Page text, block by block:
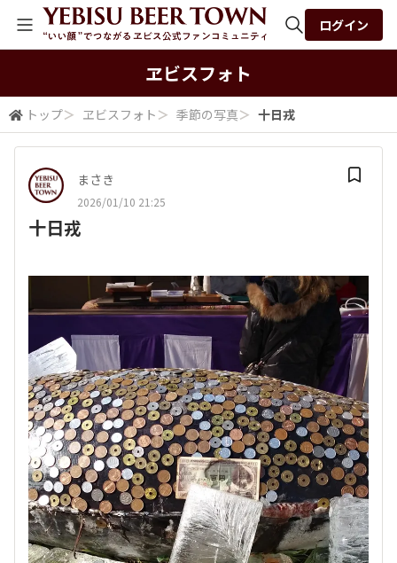
検索
ログイン
ヱビスフォト
トップ＞ ヱビスフォト ＞ 季節の写真＞ 十日戎
まさき
2026/01/10 21:25
十日戎